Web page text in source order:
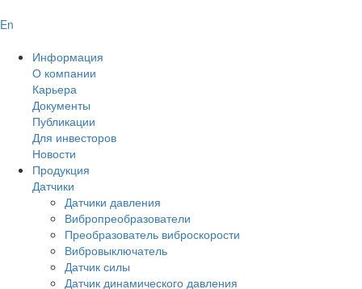
En
Информация
О компании
Карьера
Документы
Публикации
Для инвесторов
Новости
Продукция
Датчики
Датчики давления
Вибропреобразователи
Преобразователь виброскорости
Вибровыключатель
Датчик силы
Датчик динамического давления